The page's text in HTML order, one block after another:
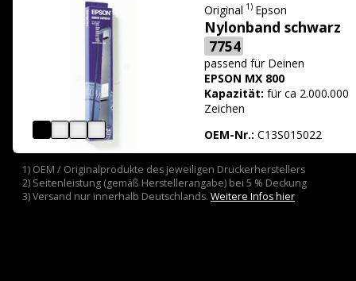
Original 1) Epson
Nylonband schwarz
7754
passend für Deinen
EPSON MX 800
Kapazität: für ca 2.000.000
Zeichen
OEM-Nr.: C13S015022
1) OEM / Originalprodukte des jeweiligen Druckerherstellers
2) Seitenleistung (gemäß Herstellerangabe) bei 5 % Deckung
3) Versand nur innerhalb Deutschlands. Weitere Infos hier